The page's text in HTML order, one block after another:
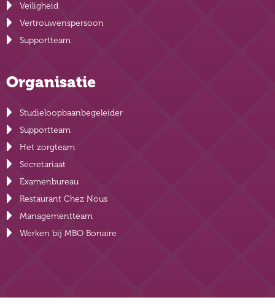
Veiligheid
Vertrouwenspersoon
Supportteam
Organisatie
Studieloopbaanbegeleider
Supportteam
Het zorgteam
Secretariaat
Examenbureau
Restaurant Chez Nous
Managementteam
Werken bij MBO Bonaire